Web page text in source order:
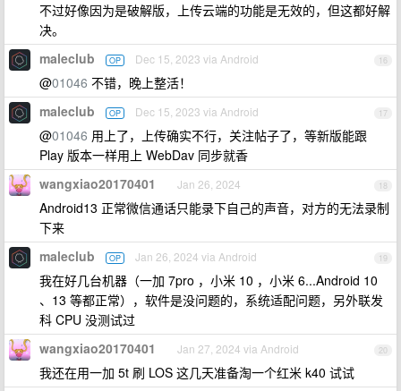
不过好像因为是破解版，上传云端的功能是无效的，但这都好解
决。
16
maleclub OP Dec 15, 2023 via Android
@01046 不错，晚上整活！
17
maleclub OP Dec 15, 2023 via Android
@01046 用上了，上传确实不行，关注帖子了，等新版能跟
Play 版本一样用上 WebDav 同步就香
18
wangxiao20170401 Jan 26, 2024
Android13 正常微信通话只能录下自己的声音，对方的无法录制
下来
19
maleclub OP Jan 26, 2024 via Android
我在好几台机器（一加 7pro ，小米 10 ，小米 6...Android 10
、13 等都正常），软件是没问题的，系统适配问题，另外联发
科 CPU 没测试过
20
wangxiao20170401 Jan 27, 2024 via Android
我还在用一加 5t 刷 LOS 这几天准备淘一个红米 k40 试试